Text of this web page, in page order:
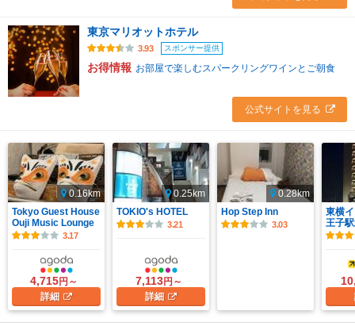
東京マリオットホテル
3.93 スポンサー提供
お得情報 お部屋で楽しむスパークリングワインとご朝食
公式サイトを見る
0.16km
Tokyo Guest House
Ouji Music Lounge
3.17
4,715円～
詳細
0.25km
TOKIO's HOTEL
3.21
7,113円～
詳細
0.28km
Hop Step Inn
3.03
東横
王子